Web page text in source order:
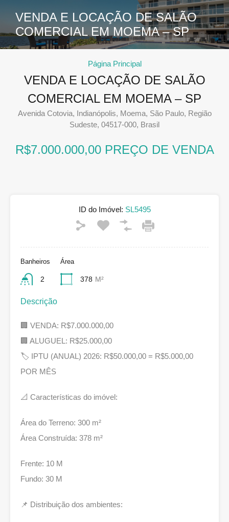
VENDA E LOCAÇÃO DE SALÃO
COMERCIAL EM MOEMA – SP
Página Principal
VENDA E LOCAÇÃO DE SALÃO
COMERCIAL EM MOEMA – SP
Avenida Cotovia, Indianópolis, Moema, São Paulo, Região
Sudeste, 04517-000, Brasil
R$7.000.000,00 PREÇO DE VENDA
ID do Imóvel: SL5495
Banheiros
2
Área
378 M²
Descrição
🏢 VENDA: R$7.000.000,00
🏢 ALUGUEL: R$25.000,00
🏷 IPTU (ANUAL) 2026: R$50.000,00 = R$5.000,00
POR MÊS
📐 Características do imóvel:
Área do Terreno: 300 m²
Área Construída: 378 m²
Frente: 10 M
Fundo: 30 M
📌 Distribuição dos ambientes: